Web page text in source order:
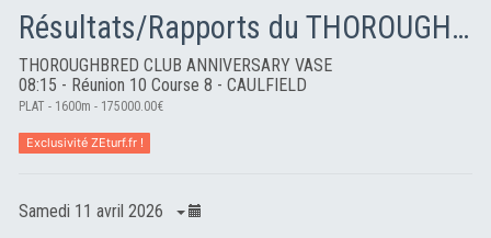
Résultats/Rapports du THOROUGHBRED CLUB ANNIVERSARY VASE
THOROUGHBRED CLUB ANNIVERSARY VASE
08:15 - Réunion 10 Course 8 - CAULFIELD
PLAT - 1600m - 175000.00€
Exclusivité ZEturf.fr !
Samedi 11 avril 2026